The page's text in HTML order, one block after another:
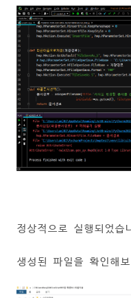
정상적으로 실행되었습
생성된 파일을 확인해